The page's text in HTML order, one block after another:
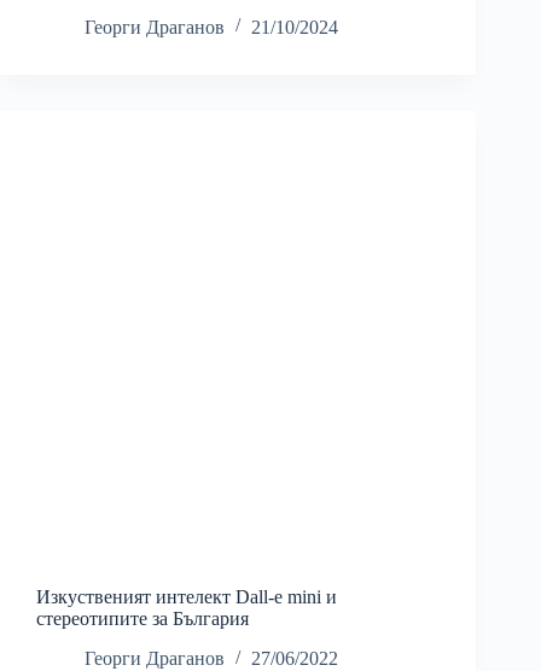
Георги Драганов
21/10/2024
Изкуственият интелект Dall-e mini и
стереотипите за България
Георги Драганов
27/06/2022